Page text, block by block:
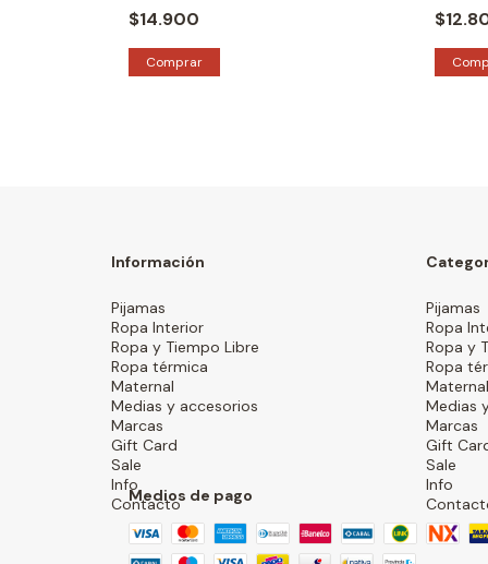
$14.900
Comprar
Información
Pijamas
Ropa Interior
Ropa y Tiempo Libre
Ropa térmica
Maternal
Medias y accesorios
Marcas
Gift Card
Sale
Info
Contacto
Pijamas
Ropa
Ropa y
Ropa
Maternal
Medias
Marcas
Gift
Sale
Info
Medios de pago